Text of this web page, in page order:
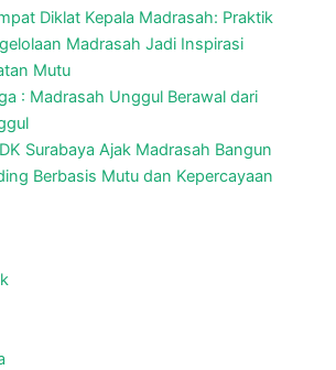
Diklat Kepala Madrasah: Praktik
Madrasah Jadi Inspirasi
Mutu
: Madrasah Unggul Berawal dari
Surabaya Ajak Madrasah Bangun
Berbasis Mutu dan Kepercayaan